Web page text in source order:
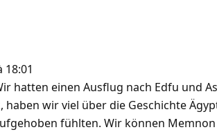
18:01
hatten einen Ausflug nach Edfu und
wir viel über die Geschichte
fühlten. Wir können